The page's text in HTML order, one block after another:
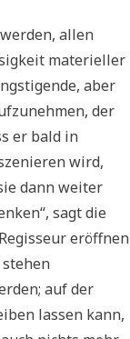
allen
materieller
aber
der
er bald in
wird,
dann weiter
sagt die
eröffnen
auf der
lassen kann,